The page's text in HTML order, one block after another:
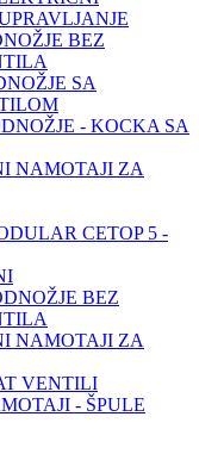
BEZ
SA
- KOCKA SA
NAMOTAJI ZA
CETOP 5 -
BEZ
NAMOTAJI ZA
VENTILI
- ŠPULE